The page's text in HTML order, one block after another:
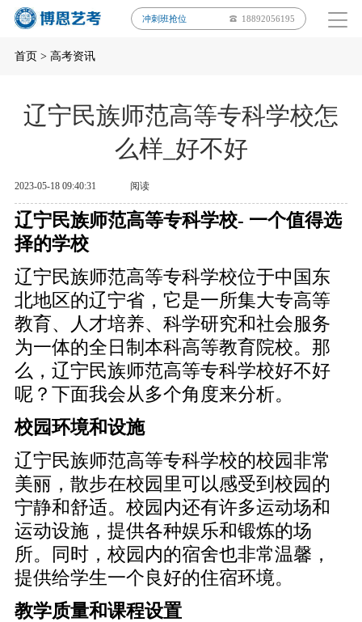
冲刺班抢位 18892056195
首页> 高考资讯
辽宁民族师范高等专科学校怎
么样_好不好
2023-05-18 09:40:31 阅读
辽宁民族师范高等专科学校- 一个值得选
择的学校
辽宁民族师范高等专科学校位于中国东
北地区的辽宁省，它是一所集大专高等
教育、人才培养、科学研究和社会服务
为一体的全日制本科高等教育院校。那
么，辽宁民族师范高等专科学校好不好
呢？下面我会从多个角度来分析。
校园环境和设施
辽宁民族师范高等专科学校的校园非常
美丽，散步在校园里可以感受到校园的
宁静和舒适。校园内还有许多运动场和
运动设施，提供各种娱乐和锻炼的场
所。同时，校园内的宿舍也非常温馨，
提供给学生一个良好的住宿环境。
教学质量和课程设置